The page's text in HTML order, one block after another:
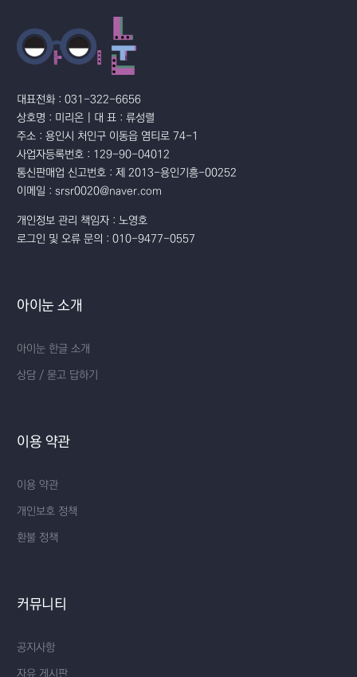
대표전화 : 031-322-6656
상호명 : 미리온 | 대 표 : 류성렬
주소 : 용인시 처인구 이동읍 염티로 74-1
사업자등록번호 : 129-90-04012
통신판매업 신고번호 : 제 2013-용인기흥-00252
이메일 : srsr0020@naver.com
개인정보 관리 책임자 : 노영호
로그인 및 오류 문의 : 010-9477-0557
아이눈 소개
아이눈 한글 소개
상담 / 묻고 답하기
이용 약관
이용 약관
개인보호 정책
환불 정책
커뮤니티
공지사항
자유 게시판